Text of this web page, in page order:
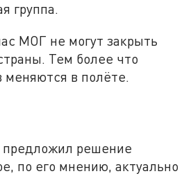
группа.
МОГ не могут закрыть
Тем более что
в полёте.
предложил решение
по его мнению, актуально